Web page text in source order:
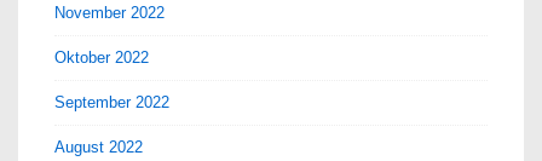
November 2022
Oktober 2022
September 2022
August 2022